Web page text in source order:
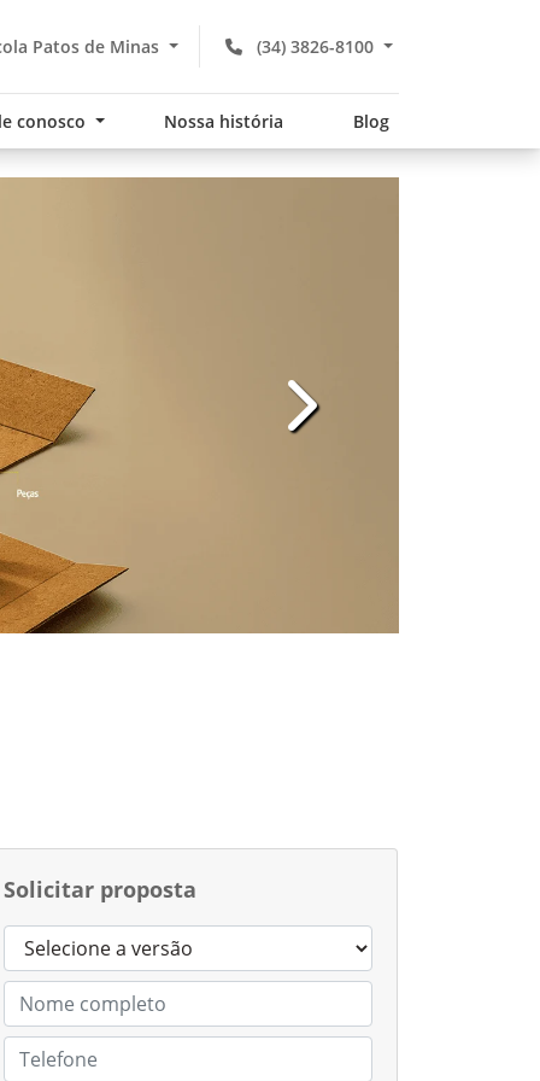
(34) 3826-8100
Patos de Minas
conosco Nossa história Blog